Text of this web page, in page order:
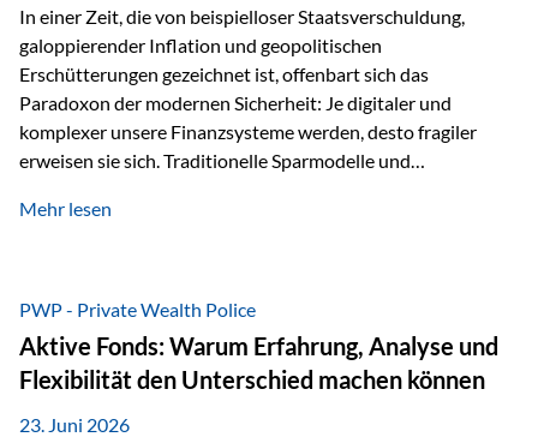
In einer Zeit, die von beispielloser Staatsverschuldung,
galoppierender Inflation und geopolitischen
Erschütterungen gezeichnet ist, offenbart sich das
Paradoxon der modernen Sicherheit: Je digitaler und
komplexer unsere Finanzsysteme werden, desto fragiler
erweisen sie sich. Traditionelle Sparmodelle und
unumstößlich galten, versagen angesichts der expansiven
Nostalgie dar, sondern ist die modernste und strategisch
klügste Antwort auf globale Instabilität. Physische Werte
und der richtige Rechtsstandort sind heute keine bloße
Option mehr, sondern eine strategische Notwendigkeit. 1.
Der massive Aufwand hinter einem winzigen…
Mehr lesen
PWP - Private Wealth Police
Aktive Fonds: Warum Erfahrung, Analyse und
Flexibilität den Unterschied machen können
23. Juni 2026